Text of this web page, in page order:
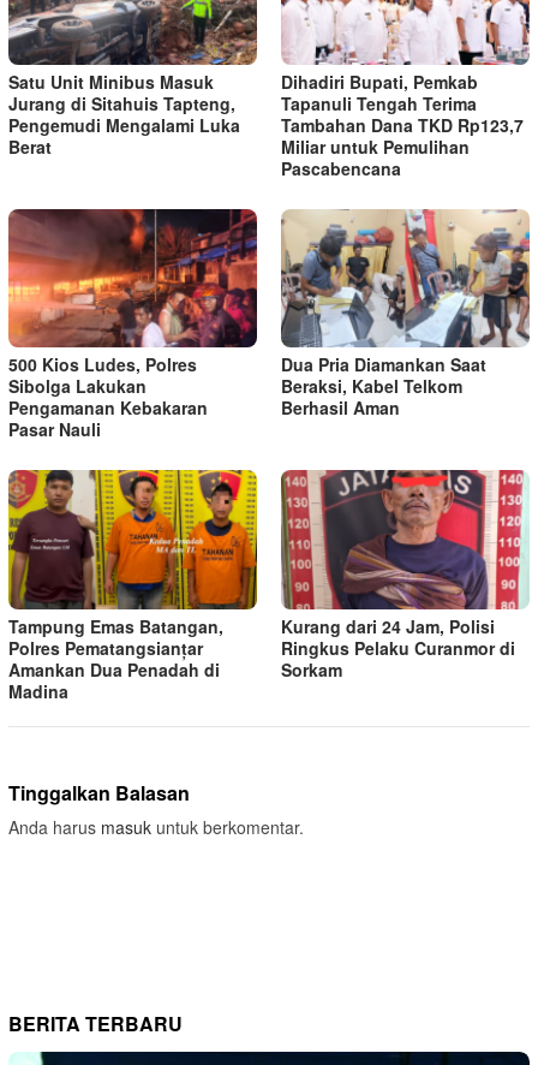
Satu Unit Minibus Masuk
Jurang di Sitahuis Tapteng,
Pengemudi Mengalami Luka
Berat
Dihadiri Bupati, Pemkab
Tapanuli Tengah Terima
Tambahan Dana TKD Rp123,7
Miliar untuk Pemulihan
Pascabencana
500 Kios Ludes, Polres
Sibolga Lakukan
Pengamanan Kebakaran
Pasar Nauli
Dua Pria Diamankan Saat
Beraksi, Kabel Telkom
Berhasil Aman
Tampung Emas Batangan,
Polres Pematangsianțar
Amankan Dua Penadah di
Madina
Kurang dari 24 Jam, Polisi
Ringkus Pelaku Curanmor di
Sorkam
Tinggalkan Balasan
Anda harus masuk untuk berkomentar.
BERITA TERBARU